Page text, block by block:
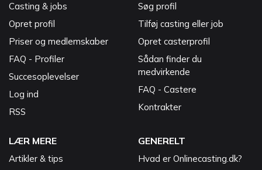
Casting & jobs
Opret profil
Priser og medlemskaber
FAQ - Profiler
Succesoplevelser
Log ind
RSS
Søg profil
Tilføj casting eller job
Opret casterprofil
Sådan finder du
medvirkende
FAQ - Castere
Kontrakter
LÆR MERE
Artikler & tips
GENERELT
Hvad er Onlinecasting.dk?